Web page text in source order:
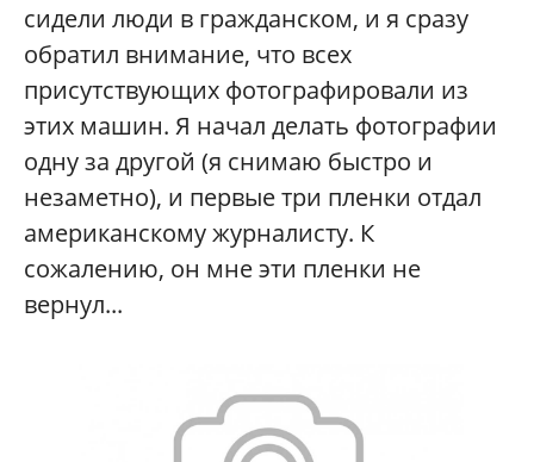
сидели люди в гражданском, и я сразу
обратил внимание, что всех
присутствующих фотографировали из
этих машин. Я начал делать фотографии
одну за другой (я снимаю быстро и
незаметно), и первые три пленки отдал
американскому журналисту. К
сожалению, он мне эти пленки не
вернул...